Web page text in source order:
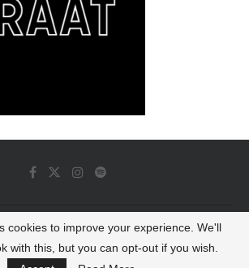
Luminous Dash All Rights Reserved
cookies to improve your experience. We'll
with this, but you can opt-out if you wish.